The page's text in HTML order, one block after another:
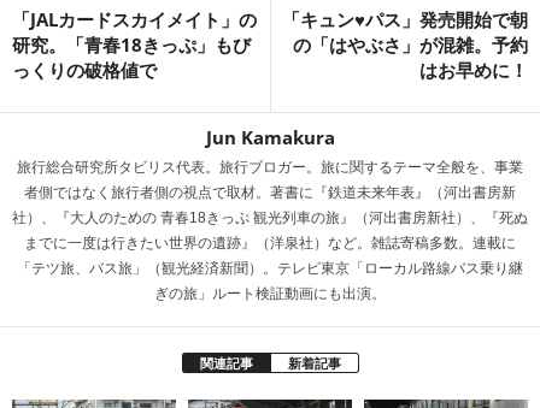
「JALカードスカイメイト」の
研究。「青春18きっぷ」もび
っくりの破格値で
「キュン♥パス」発売開始で朝
の「はやぶさ」が混雑。予約
はお早めに！
Jun Kamakura
旅行総合研究所タビリス代表。旅行ブロガー。旅に関するテーマ全般を、事業
者側ではなく旅行者側の視点で取材。著書に『鉄道未来年表』（河出書房新
社）、『大人のための 青春18きっぷ 観光列車の旅』（河出書房新社）、『死ぬ
までに一度は行きたい世界の遺跡』（洋泉社）など。雑誌寄稿多数。連載に
「テツ旅、バス旅」（観光経済新聞）。テレビ東京「ローカル路線バス乗り継
ぎの旅」ルート検証動画にも出演。
関連記事 新着記事